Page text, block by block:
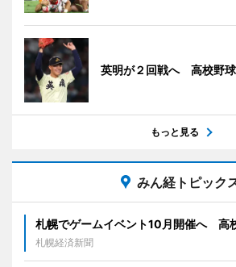
英明が２回戦へ 高校野球
もっと見る
みん経トピック
札幌でゲームイベント10月開催へ 高
札幌経済新聞